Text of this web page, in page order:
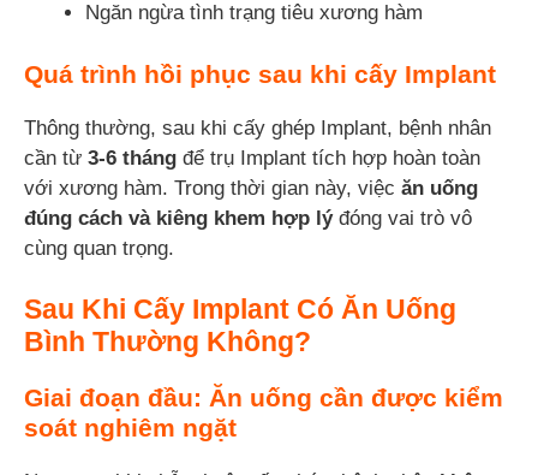
Ngăn ngừa tình trạng tiêu xương hàm
Quá trình hồi phục sau khi cấy Implant
Thông thường, sau khi cấy ghép Implant, bệnh nhân
cần từ 3-6 tháng để trụ Implant tích hợp hoàn toàn
với xương hàm. Trong thời gian này, việc ăn uống
đúng cách và kiêng khem hợp lýđóng vai trò vô
cùng quan trọng.
Sau Khi Cấy Implant Có Ăn Uống
Bình Thường Không?
Giai đoạn đầu: Ăn uống cần được kiểm
soát nghiêm ngặt